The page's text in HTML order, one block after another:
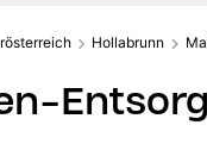
Hollabrunn